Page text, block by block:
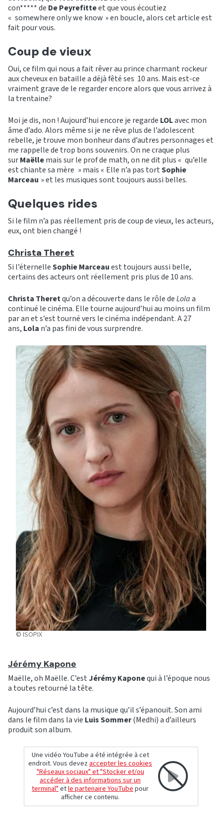
con***** de De Peyrefitteet que vous écoutiez
« somewhere only we know » en boucle, alors cet article est
fait pour vous.
Coup de vieux
Oui, ce film qui nous a fait rêver au prince charmant rockeur
aux cheveux en bataille a déjà fêté ses 10 ans. Mais est-ce
vraiment grave de le regarder encore alors que vous arrivez à
la trentaine?
Moi je dis, non ! Aujourd’hui encore je regarde LOLavec mon
âme d’ado. Alors même si je ne rêve plus de l’adolescent
rebelle, je trouve mon bonheur dans d’autres personnages et
me rappelle de trop bons souvenirs. On ne craque plus
surMaëllemais sur le prof de math, on ne dit plus « qu’elle
est chiante sa mère » mais « Elle n’a pas tortSophie
Marceau » et les musiques sont toujours aussi belles.
Quelques rides
Si le film n’a pas réellement pris de coup de vieux, les acteurs,
eux, ont bien changé !
Christa Theret
Si l’éternelleSophie Marceauest toujours aussi belle,
certains des acteurs ont réellement pris plus de 10 ans.
Christa Theretqu’on a découverte dans le rôle deLolaa
continué le cinéma. Elle tourne aujourd’hui au moins un film
par an et s’est tourné vers le cinéma indépendant. A 27
ans, Lola n’a pas fini de vous surprendre.
© ISOPIX
Jérémy Kapone
Maëlle, oh Maëlle. C’est Jérémy Kaponequi à l’époque nous
a toutes retourné la tête.
Aujourd’hui c’est dans la musique qu’il s’épanouit. Son ami
dans le film dans la vie Luis Sommer(Medhi) a d’ailleurs
produit son album.
Une vidéo YouTube a été intégrée à cet
endroit. Vous devez accepter les cookies
"Réseaux sociaux" et "Stocker et/ou
accéder à des informations sur un
terminal" etle partenaire YouTube pour
afficher ce contenu.